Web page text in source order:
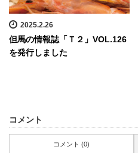
2025.2.26
但馬の情報誌「Ｔ２」VOL.126
を発行しました
コメント
コメント (0)